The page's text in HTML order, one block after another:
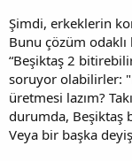
Şimdi, erkeklerin
Bunu çözüm odaklı
“Beşiktaş 2
soruyor olabilirler:
üretmesi lazım?
durumda, Beşiktaş
Veya bir başka